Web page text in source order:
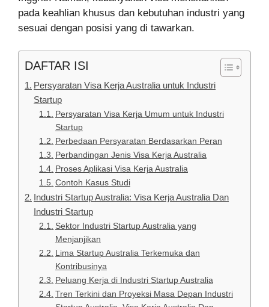
pada keahlian khusus dan kebutuhan industri yang
sesuai dengan posisi yang di tawarkan.
DAFTAR ISI
Persyaratan Visa Kerja Australia untuk Industri
Startup
Persyaratan Visa Kerja Umum untuk Industri
Startup
Perbedaan Persyaratan Berdasarkan Peran
Perbandingan Jenis Visa Kerja Australia
Proses Aplikasi Visa Kerja Australia
Contoh Kasus Studi
Industri Startup Australia: Visa Kerja Australia Dan
Industri Startup
Sektor Industri Startup Australia yang
Menjanjikan
Lima Startup Australia Terkemuka dan
Kontribusinya
Peluang Kerja di Industri Startup Australia
Tren Terkini dan Proyeksi Masa Depan Industri